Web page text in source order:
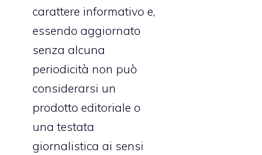
carattere informativo e,
essendo aggiornato
senza alcuna
periodicità non può
considerarsi un
prodotto editoriale o
una testata
giornalistica ai sensi